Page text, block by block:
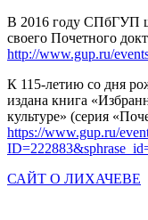
В 2016 году СПбГУП
своего Почетного
http://www.gup.ru/
К 115-летию со дня
издана книга
культуре» (серия
https://www.gup.ru/
САЙТ О ЛИХАЧЕВЕ